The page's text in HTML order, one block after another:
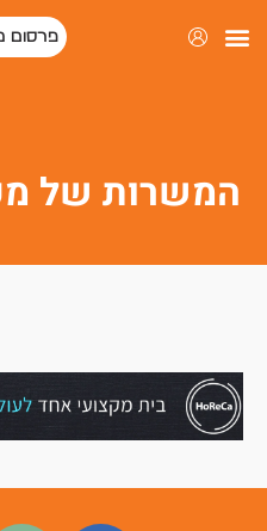
פרסום
המשרות של